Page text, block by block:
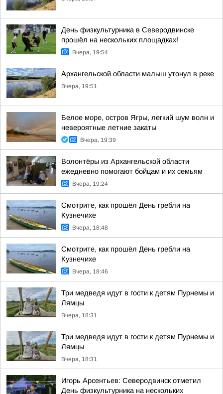
День физкультурника в Северодвинске
прошёл на нескольких площадках!
Вчера, 19:54
Архангельской области малыш утонул в реке
Вчера, 19:51
Белое море, остров Ягры, легкий шум волн и
невероятные летние закаты
Вчера, 19:39
Волонтёры из Архангельской области
ежедневно помогают бойцам и их семьям
Вчера, 19:24
Смотрите, как прошёл День гребли на
Кузнечихе
Вчера, 18:48
Смотрите, как прошёл День гребли на
Кузнечихе
Вчера, 18:46
Три медведя идут в гости к детям Пурнемы и
Лямцы
Вчера, 18:31
Три медведя идут в гости к детям Пурнемы и
Лямцы
Вчера, 18:31
Игорь Арсентьев: Северодвинск отметил
День физкультурника на нескольких